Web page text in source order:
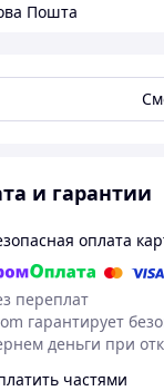
Пошта
и гарантии
оплата
переплат
гарантирует
деньги при
частями